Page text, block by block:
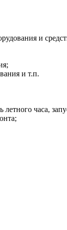
и
и т.п.
часа,